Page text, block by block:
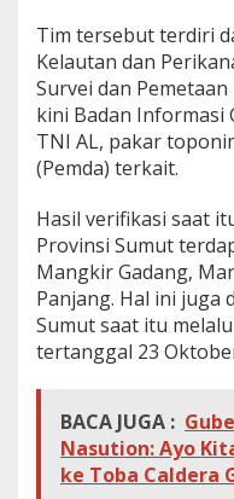
Tim tersebut terdiri
Kelautan dan
Survei dan
kini Badan Informasi
TNI AL, pakar
(Pemda) terkait.
Hasil verifikasi saat
Provinsi Sumut
Mangkir Gadang,
Panjang. Hal ini juga
Sumut saat itu
tertanggal 23
BACA JUGA :
Nasution: Ayo
ke Toba Caldera